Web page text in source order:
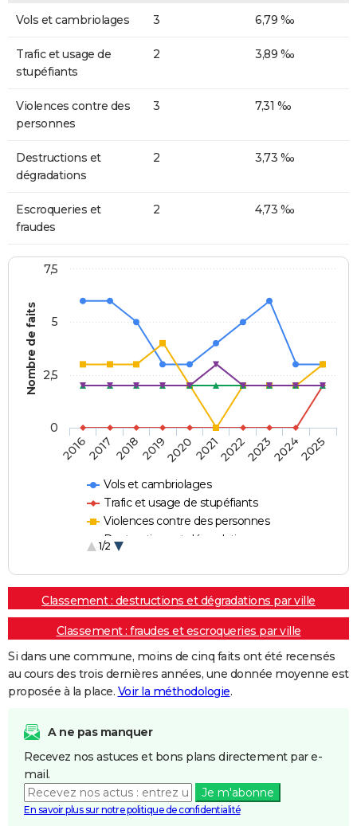
Vols et cambriolages 3 6,79 ‰
Trafic et usage de
stupéfiants
2 3,89 ‰
Violences contre des
personnes
3 7,31 ‰
Destructions et
dégradations
2 3,73 ‰
Escroqueries et
fraudes
2 4,73 ‰
Nombre de faits
Vols et cambriolages
Trafic et usage de stupéfiants
Violences contre des personnes
Destructions et dégradations
1/2
20162017 20182019202020212022202320242025
0
2,5
5
7,5
Classement : destructions et dégradations par ville
Classement : fraudes et escroqueries par ville
Si dans une commune, moins de cinq faits ont été recensés
au cours des trois dernières années, une donnée moyenne est
proposée à la place. Voir la méthodologie.
A ne pas manquer
Recevez nos astuces et bons plans directement par e-
mail.
Je m'abonne
En savoir plus sur notre politique de confidentialité